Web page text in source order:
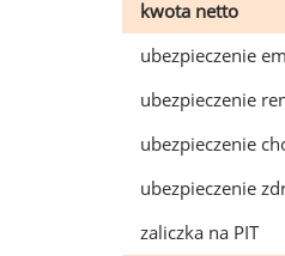
kwota netto
ubezpieczenie
ubezpieczenie
ubezpieczenie
ubezpieczenie
zaliczka na PIT